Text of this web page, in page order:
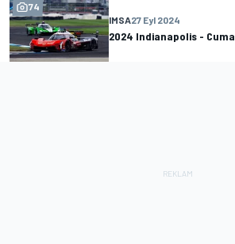
74
IMSA27 Eyl 2024
2024 Indianapolis - Cuma